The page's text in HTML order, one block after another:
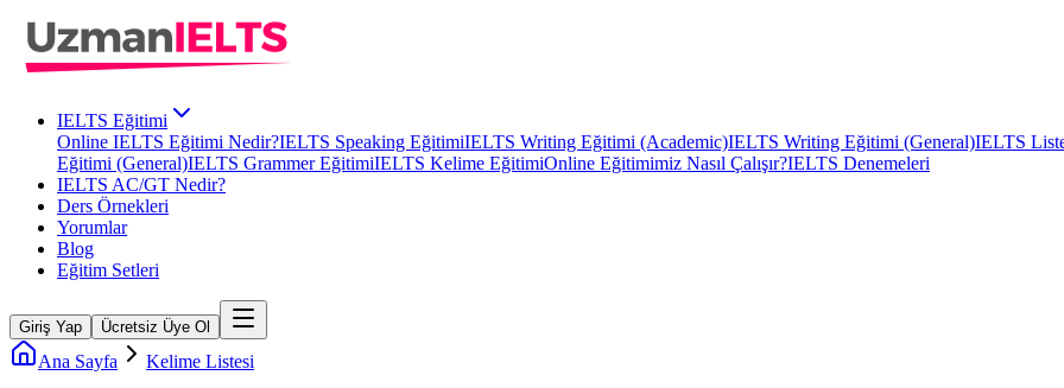
IELTS Eğitimi
Online IELTS Eğitimi Nedir?IELTS Speaking EğitimiIELTS Writing Eğitimi (Academic)IELTS Writing Eğitimi (General)IELTS
Eğitimi (General)IELTS Grammer EğitimiIELTS Kelime EğitimiOnline Eğitimimiz Nasıl Çalışır?IELTS Denemeleri
IELTS AC/GT Nedir?
Ders Örnekleri
Yorumlar
Blog
Eğitim Setleri
Giriş Yap Ücretsiz Üye Ol
Ana Sayfa Kelime Listesi